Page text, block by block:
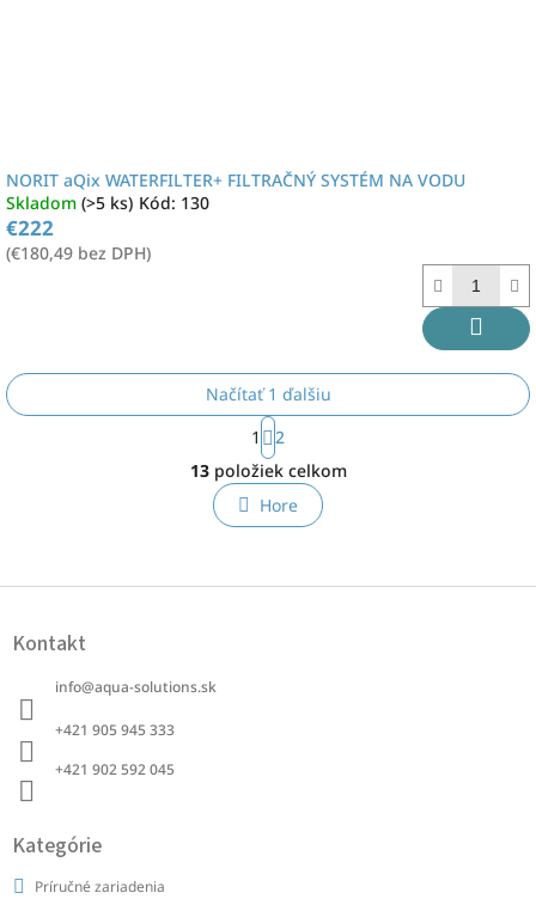
NORIT aQix WATERFILTER+ FILTRAČNÝ SYSTÉM NA VODU
Skladom (>5 ks) Kód: 130
€222
(€180,49 bez DPH)
O
v
l
á
c
Načítať 1 ďalšiu
S
t
r
á
n
k
a
1
2
13položiek celkom
Hore
Kontakt
info@aqua-solutions.sk
+421 905 945 333 ‭
+421 902 592 045‬
Kategórie
Príručné zariadenia